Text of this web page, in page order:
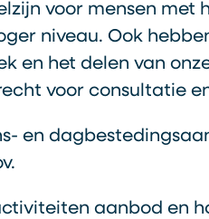
voor mensen met
niveau. Ook
en het delen van
voor consultatie
en
aanbod en